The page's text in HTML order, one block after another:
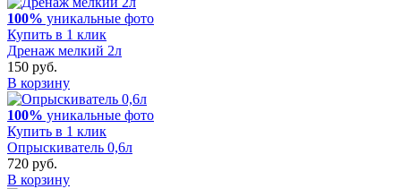
100% уникальные фото
Купить в 1 клик
Дренаж мелкий 2л
150 руб.
В корзину
100% уникальные фото
Купить в 1 клик
Опрыскиватель 0,6л
720 руб.
В корзину